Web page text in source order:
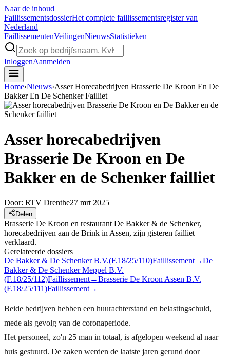
Naar de inhoud
FaillissementsdossierHet complete faillissementsregister van
Nederland
FaillissementenVeilingenNieuwsStatistieken
InloggenAanmelden
Home›Nieuws›Asser Horecabedrijven Brasserie De Kroon En De
Bakker En De Schenker Failliet
Asser horecabedrijven
Brasserie De Kroon en De
Bakker en de Schenker failliet
Door: RTV Drenthe27 mrt 2025
Delen
Brasserie De Kroon en restaurant De Bakker & de Schenker,
horecabedrijven aan de Brink in Assen, zijn gisteren failliet
verklaard.
Gerelateerde dossiers
De Bakker & De Schenker B.V.(F.18/25/110)Faillissement→De
Bakker & De Schenker Meppel B.V.
(F.18/25/112)Faillissement→Brasserie De Kroon Assen B.V.
(F.18/25/111)Faillissement→
Beide bedrijven hebben een huurachterstand en belastingschuld,
mede als gevolg van de coronaperiode.
Het personeel, zo'n 25 man in totaal, is afgelopen weekend al naar
huis gestuurd. De zaken werden de laatste jaren gerund door